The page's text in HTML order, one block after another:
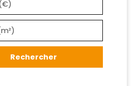
Rechercher